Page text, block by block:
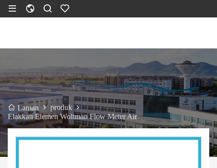
Laman
produk
Elakkan Elemen Woltman Flow Meter Air